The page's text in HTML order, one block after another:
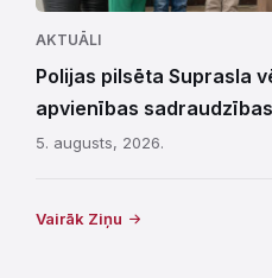
AKTUĀLI
Polijas pilsēta Suprasla
apvienības
5. augusts, 2026.
Vairāk Ziņu